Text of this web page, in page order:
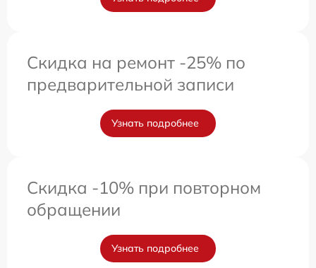
Скидка на ремонт -25% по
предварительной записи
Узнать подробнее
Скидка -10% при повторном
обращении
Узнать подробнее